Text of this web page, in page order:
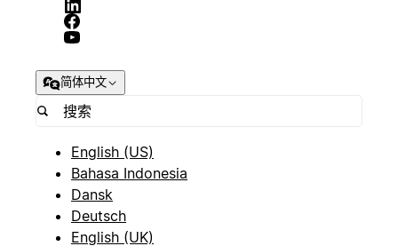
简体中文
English (US)
Bahasa Indonesia
Dansk
Deutsch
English (UK)